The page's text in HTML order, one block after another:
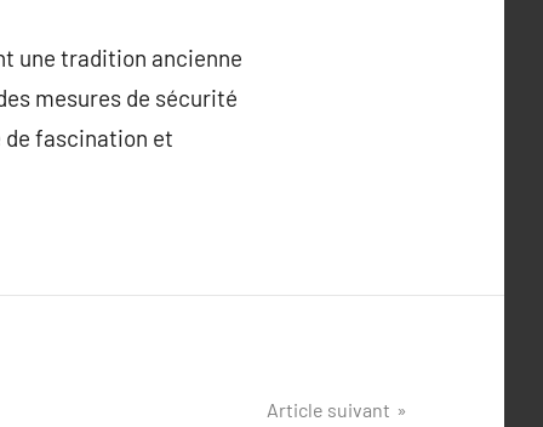
une tradition ancienne
mesures de sécurité
de fascination et
Article suivant